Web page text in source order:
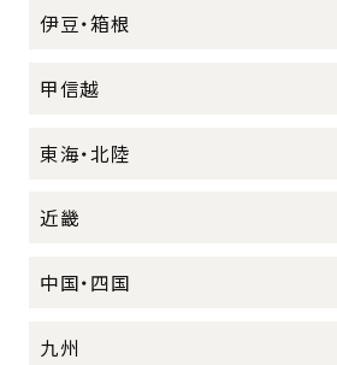
伊豆・箱根
甲信越
東海・北陸
近畿
中国・四国
九州